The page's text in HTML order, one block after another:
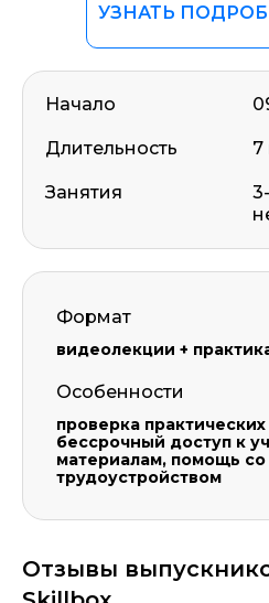
УЗНАТЬ
Начало
Длительность
Занятия
7
Формат
видеолекции +
Особенности
проверка
бессрочный доступ к
материалам, помощь
трудоустройством
Отзывы